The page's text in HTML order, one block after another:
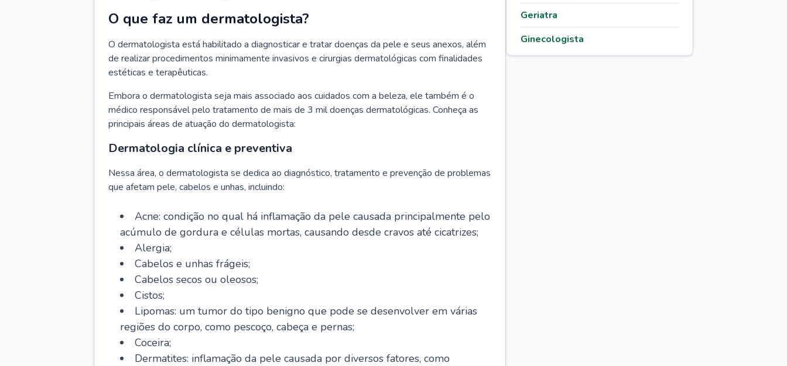
O que faz um dermatologista?
O dermatologista está habilitado a diagnosticar e tratar doenças da pele e seus anexos, além
de realizar procedimentos minimamente invasivos e cirurgias dermatológicas com finalidades
estéticas e terapêuticas.
Embora o dermatologista seja mais associado aos cuidados com a beleza, ele também é o
médico responsável pelo tratamento de mais de 3 mil doenças dermatológicas. Conheça as
principais áreas de atuação do dermatologista:
Dermatologia clínica e preventiva
Nessa área, o dermatologista se dedica ao diagnóstico, tratamento e prevenção de problemas
que afetam pele, cabelos e unhas, incluindo:
Acne: condição no qual há inflamação da pele causada principalmente pelo
acúmulo de gordura e células mortas, causando desde cravos até cicatrizes;
Alergia;
Cabelos e unhas frágeis;
Cabelos secos ou oleosos;
Cistos;
Lipomas: um tumor do tipo benigno que pode se desenvolver em várias
regiões do corpo, como pescoço, cabeça e pernas;
Coceira;
Dermatites: inflamação da pele causada por diversos fatores, como
Geriatra
Ginecologista